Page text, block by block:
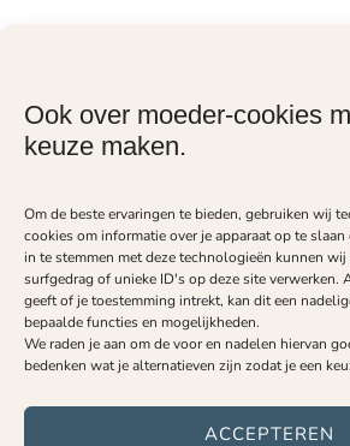
Ook over moeder-cookies
keuze maken.
Om de beste ervaringen te bieden, gebruiken wij
cookies om informatie over je apparaat op te
in te stemmen met deze technologieën kunnen
surfgedrag of unieke ID's op deze site verwerken.
geeft of je toestemming intrekt, kan dit een
bepaalde functies en mogelijkheden.
We raden je aan om de voor en nadelen hiervan
bedenken wat je alternatieven zijn zodat je een
ACCEPTEREN